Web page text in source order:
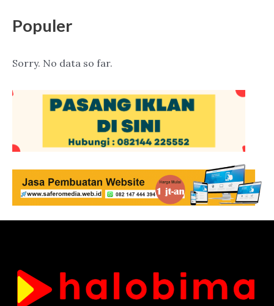
Populer
Sorry. No data so far.